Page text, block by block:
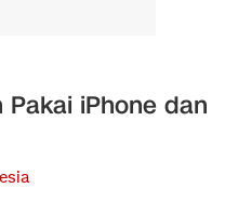
iPhone dan